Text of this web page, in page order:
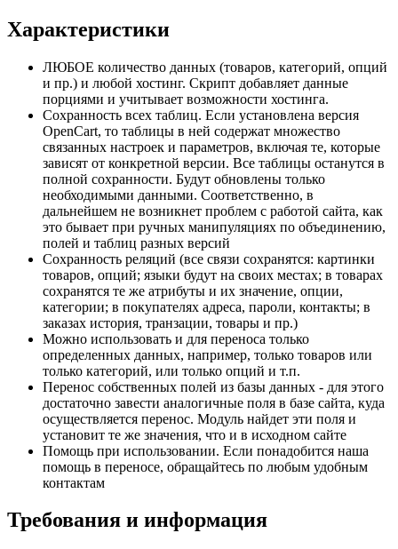
Характеристики
ЛЮБОЕ количество данных (товаров, категорий, опций
и пр.) и любой хостинг. Скрипт добавляет данные
порциями и учитывает возможности хостинга.
Сохранность всех таблиц. Если установлена версия
OpenCart, то таблицы в ней содержат множество
связанных настроек и параметров, включая те, которые
зависят от конкретной версии. Все таблицы останутся в
полной сохранности. Будут обновлены только
необходимыми данными. Соответственно, в
дальнейшем не возникнет проблем с работой сайта, как
это бывает при ручных манипуляциях по объединению,
полей и таблиц разных версий
Сохранность реляций (все связи сохранятся: картинки
товаров, опций; языки будут на своих местах; в товарах
сохранятся те же атрибуты и их значение, опции,
категории; в покупателях адреса, пароли, контакты; в
заказах история, транзации, товары и пр.)
Можно использовать и для переноса только
определенных данных, например, только товаров или
только категорий, или только опций и т.п.
Перенос собственных полей из базы данных - для этого
достаточно завести аналогичные поля в базе сайта, куда
осуществляется перенос. Модуль найдет эти поля и
установит те же значения, что и в исходном сайте
Помощь при использовании. Если понадобится наша
помощь в переносе, обращайтесь по любым удобным
контактам
Требования и информация